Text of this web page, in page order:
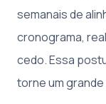
semanais de
cronograma,
cedo. Essa
torne um